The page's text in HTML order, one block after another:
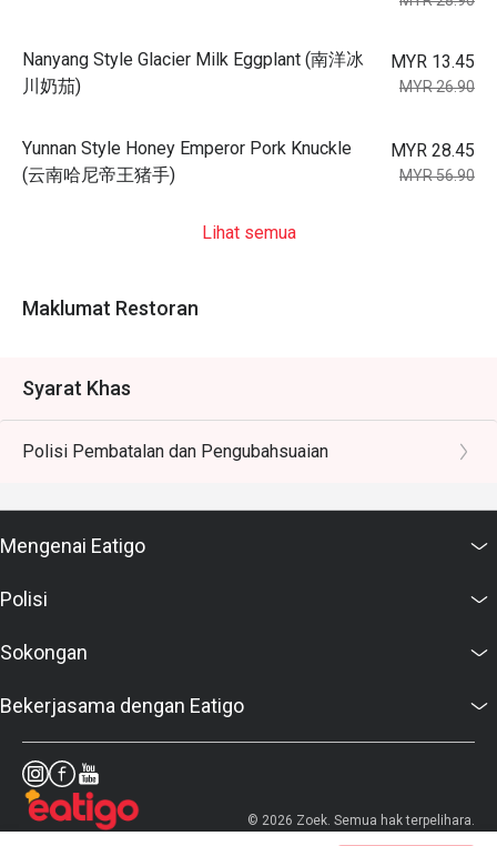
Nanyang Style Glacier Milk Eggplant (南洋冰
川奶茄)
MYR 13.45
MYR 26.90
Yunnan Style Honey Emperor Pork Knuckle
(云南哈尼帝王猪手)
MYR 28.45
MYR 56.90
Lihat semua
Maklumat Restoran
Syarat Khas
Polisi Pembatalan dan Pengubahsuaian
Mengenai Eatigo
Polisi
Sokongan
Bekerjasama dengan Eatigo
© 2026 Zoek. Semua hak terpelihara.